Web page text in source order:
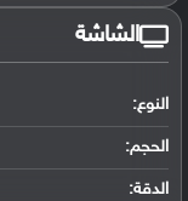
الشاشة
النوع:
الحجم:
الدقة: